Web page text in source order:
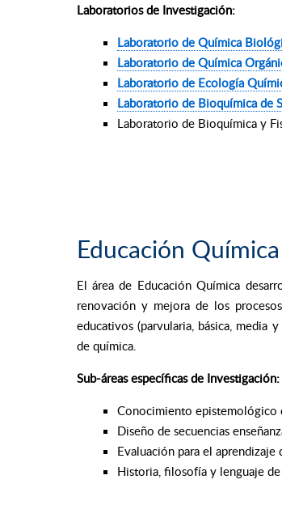
Laboratorios de Investigación:
Laboratorio de Química
Laboratorio de Química
Laboratorio de Ecología
Laboratorio de Bioquímica de
Laboratorio de Bioquímica y
Educación Química
El área de Educación Química
renovación y mejora de los
educativos (parvularia, básica,
de química.
Sub-áreas específicas de Investigación:
Conocimiento epistemológico
Diseño de secuencias
Evaluación para el aprendizaje
Historia, filosofía y lenguaje de